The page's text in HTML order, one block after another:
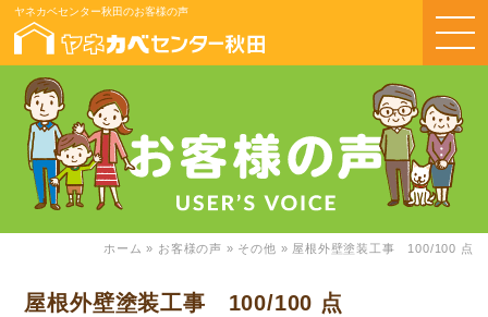
ヤネカベセンター秋田のお客様の声
ホーム » お客様の声 » その他 » 屋根外壁塗装工事 100/100 点
屋根外壁塗装工事 100/100 点